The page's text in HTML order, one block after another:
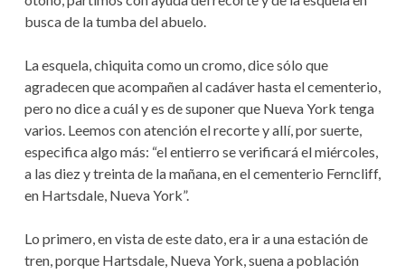
busca de la tumba del abuelo.
La esquela, chiquita como un cromo, dice sólo que
agradecen que acompañen al cadáver hasta el cementerio,
pero no dice a cuál y es de suponer que Nueva York tenga
varios. Leemos con atención el recorte y allí, por suerte,
especifica algo más: “el entierro se verificará el miércoles,
a las diez y treinta de la mañana, en el cementerio Ferncliff,
en Hartsdale, Nueva York”.
Lo primero, en vista de este dato, era ir a una estación de
tren, porque Hartsdale, Nueva York, suena a población